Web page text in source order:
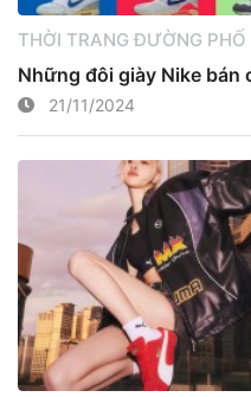
THỜI TRANG ĐƯỜNG PHỐ
Những đôi giày Nike bán
21/11/2024